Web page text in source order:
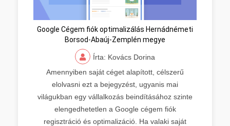
Google Cégem fiók optimalizálás Hernádnémeti
Borsod-Abaúj-Zemplén megye
Írta: Kovács Dorina
Amennyiben saját céget alapított, célszerű
elolvasni ezt a bejegyzést, ugyanis mai
világukban egy vállalkozás beindításához szinte
elengedhetetlen a Google cégem fiók
regisztráció és optimalizáció. Ha valaki saját